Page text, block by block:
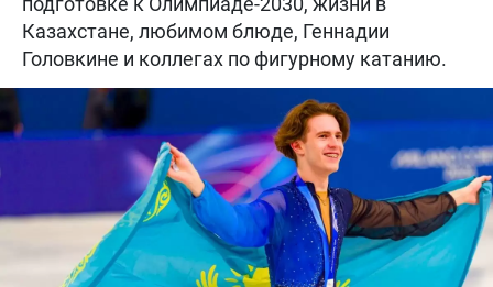
Казахстане, любимом блюде, Геннадии
Головкине и коллегах по фигурному катанию.